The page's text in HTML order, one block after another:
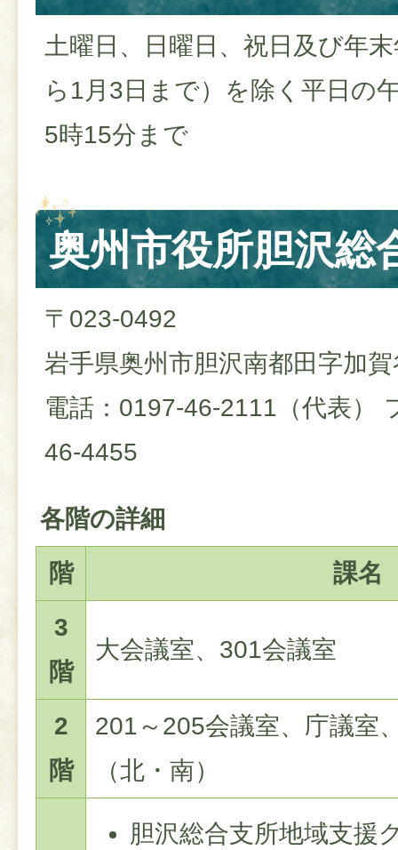
土曜日、日曜日、祝日及び年
ら1月3日まで）を除く平日の
5時15分まで
奥州市役所胆沢総
〒023-0492
岩手県奥州市胆沢南都田字加
電話：0197-46-2111（代表）
46-4455
各階の詳細
階
課名
3
階
大会議室、301会議室
2
階
201～205会議室、庁議室
（北・南）
胆沢総合支所地域支援